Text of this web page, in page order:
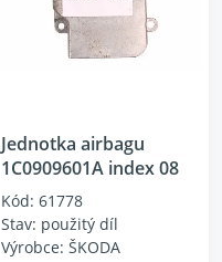
Jednotka airbagu
1C0909601A index 08
Kód: 61778
Stav: použitý díl
Výrobce: ŠKODA